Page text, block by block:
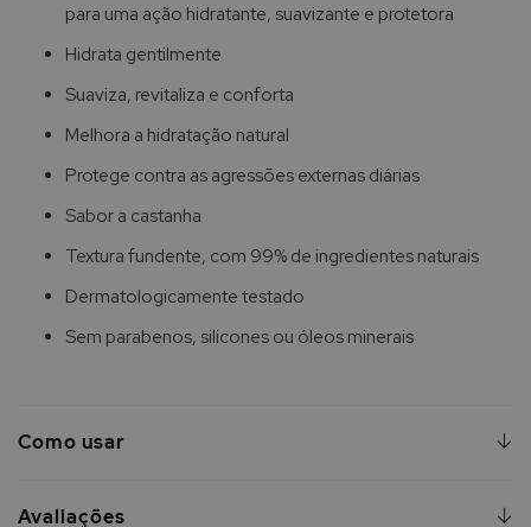
para uma ação hidratante, suavizante e protetora
Hidrata gentilmente
Suaviza, revitaliza e conforta
Melhora a hidratação natural
Protege contra as agressões externas diárias
Sabor a castanha
Textura fundente, com 99% de ingredientes naturais
Dermatologicamente testado
Sem parabenos, silicones ou óleos minerais
Como usar
Avaliações